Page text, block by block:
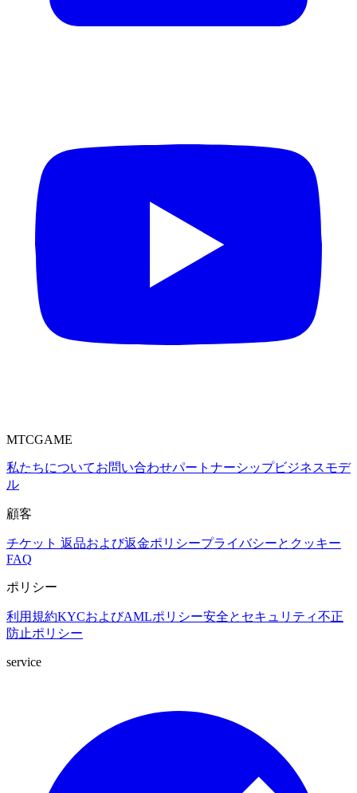
MTCGAME
私たちについてお問い合わせパートナーシップビジネスモデ
ル
顧客
チケット 返品および返金ポリシープライバシーとクッキー
FAQ
ポリシー
利用規約KYCおよびAMLポリシー安全とセキュリティ不正
防止ポリシー
service